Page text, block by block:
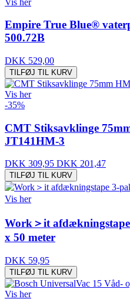
Empire True Blue®
500.72B
DKK 529,00
TILFØJ TIL KURV
Vis her
-35%
CMT Stiksavklinge
JT141HM-3
DKK 309,95 DKK 201,47
TILFØJ TIL KURV
Vis her
Work＞it
x 50 meter
DKK 59,95
TILFØJ TIL KURV
Vis her